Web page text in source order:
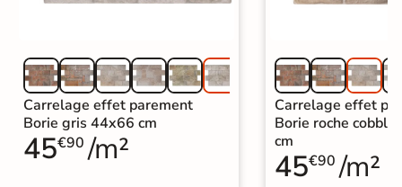
Carrelage effet parement
Borie gris 44x66 cm
45€90 /m²
Carrelage effet
Borie roche
cm
45€90 /m²